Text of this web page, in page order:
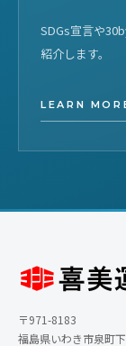
SDGs宣言や
紹介します。
LEARN
〒971-8183
福島県いわき市泉町